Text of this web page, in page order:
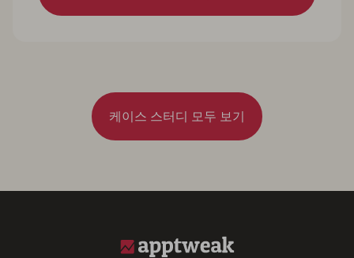
케이스 스터디 모두 보기